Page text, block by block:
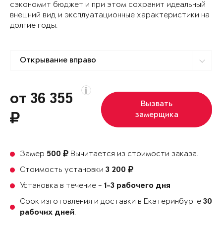
сэкономит бюджет и при этом сохранит идеальный
внешний вид и эксплуатационные характеристики на
долгие годы.
от 36 355
Вызвать
замерщика
Замер 500
Вычитается из стоимости заказа.
Стоимость установки 3 200
Установка в течение - 1-3 рабочего дня
Срок изготовления и доставки в Екатеринбурге 30
рабочих дней.